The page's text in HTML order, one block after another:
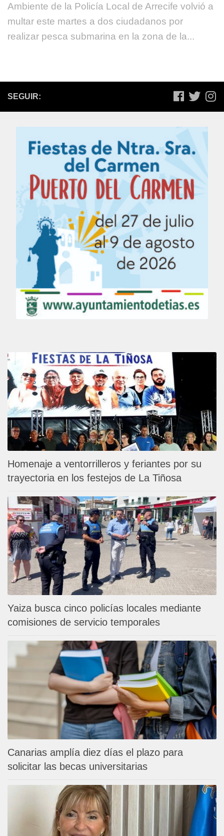
Ambiente de la Policía Local de Arrecife volvió a
multar este martes a dos ciudadanos por
realizar pesca submarina en la zona de la...
SEGUIR:
Homenaje a ventorrilleros y feriantes por su
trayectoria en los festejos de La Tiñosa
Yaiza busca cinco policías locales mediante
comisiones de servicio temporales
Canarias amplía diez días el plazo para
solicitar las becas universitarias